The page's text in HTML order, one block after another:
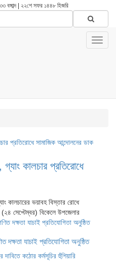
বঙ্গাব্দ | ২২শে সফর ১৪৪৮ হিজরি
কালচার প্রতিরোধে
ভয়াবহ বিস্তার রোধে
সেপ্টেম্বর) বিকেলে উপজেলার
দক্ষতা যাচাই প্রতিযোগিতা অনুষ্ঠিত